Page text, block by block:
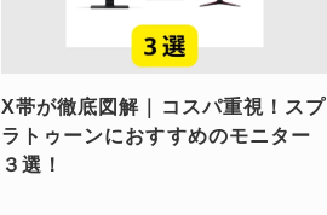
X帯が徹底図解｜コスパ重視！スプ
ラトゥーンにおすすめのモニター
３選！